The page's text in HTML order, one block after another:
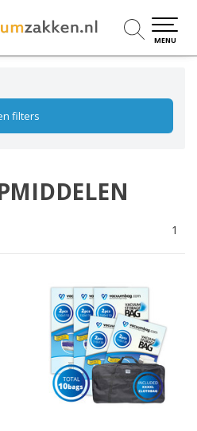
MENU
filters
1